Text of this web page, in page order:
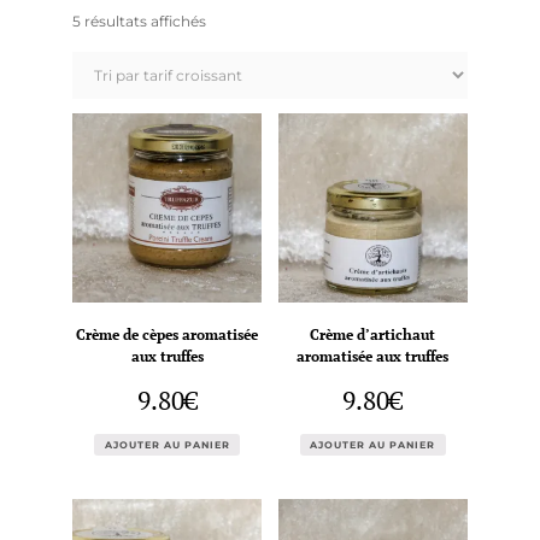
5 résultats affichésTrié
croissant
Crème de cèpes aromatisée
aux truffes
9.80€
AJOUTER AU PANIER
Crème d’artichaut
aromatisée aux truffes
9.80€
AJOUTER AU PANIER